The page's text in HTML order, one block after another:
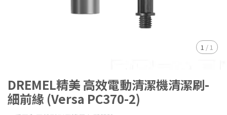
1 / 1
DREMEL精美 高效電動清潔機清潔刷-
細前緣 (Versa PC370-2)